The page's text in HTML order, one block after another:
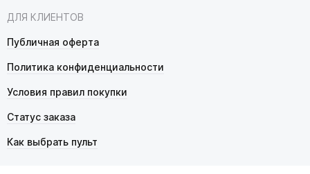
ДЛЯ КЛИЕНТОВ
Публичная оферта
Политика конфиденциальности
Условия правил покупки
Статус заказа
Как выбрать пульт